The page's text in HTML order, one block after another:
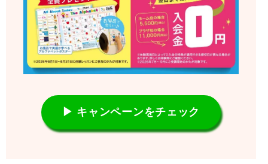
▶ キャンペーンをチェック